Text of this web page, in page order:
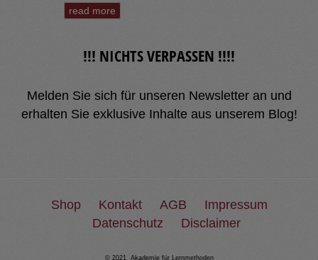
read more
!!! NICHTS VERPASSEN !!!!
Melden Sie sich für unseren Newsletter an und
erhalten Sie exklusive Inhalte aus unserem Blog!
Shop Kontakt AGB
Impressum
Datenschutz
Disclaimer
© 2021 Akademie für Lernmethoden